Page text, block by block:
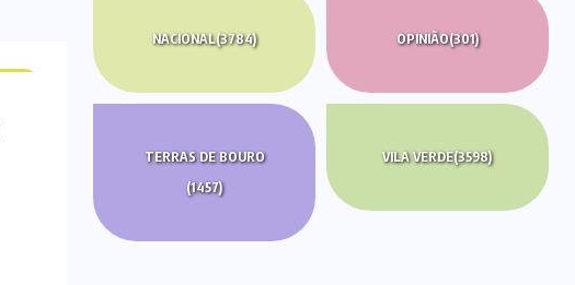
NACIONAL(3784) OPINIÃO(301)
TERRAS DE BOURO
(1457)
VILA VERDE(3598)